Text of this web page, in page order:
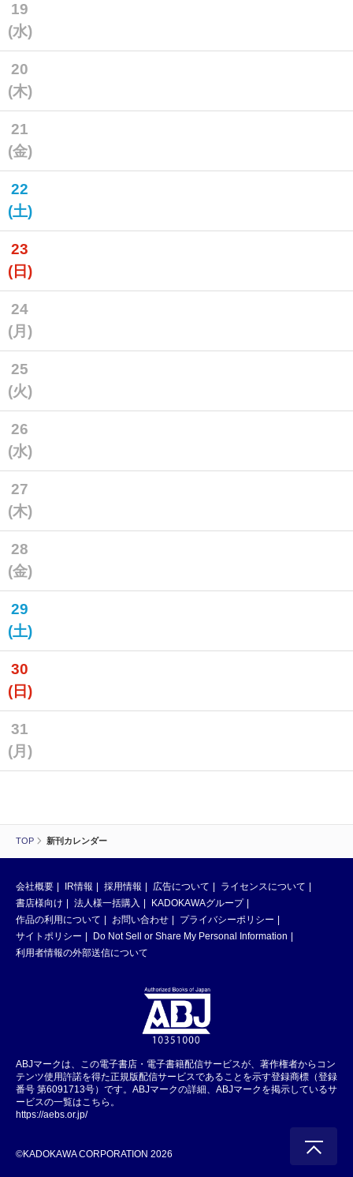
TOP 新刊カレンダー
19
(水)
20
(木)
21
(金)
22
(土)
23
(日)
24
(月)
25
(火)
26
(水)
27
(木)
28
(金)
29
(土)
30
(日)
31
(月)
会社概要 IR情報 採用情報 広告について
ライセンスについて
書店様向け
法人様一括購入
KADOKAWAグループ
作品の利用について
お問い合わせ
プライバシーポリシー
サイトポリシー
Do Not Sell or Share My Personal Information
利用者情報の外部送信について
ABJマークは、この電子書店・電子書籍配信サービスが、著作権者からコン
テンツ使用許諾を得た正規版配信サービスであることを示す登録商標（登録
番号 第6091713号）です。ABJマークの詳細、ABJマークを掲示しているサ
ービスの一覧はこちら。
https://aebs.or.jp/
©KADOKAWA CORPORATION 2026